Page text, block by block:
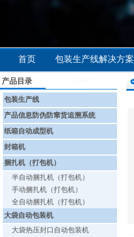
首页 包装生产线解决方案
产品目录
包装生产线
产品信息防伪防窜货追溯系统
纸箱自动成型机
封箱机
捆扎机（打包机）
半自动捆扎机（打包机）
手动捆扎机（打包机）
全自动捆扎机（打包机）
大袋自动包装机
大袋热压封口自动包装机